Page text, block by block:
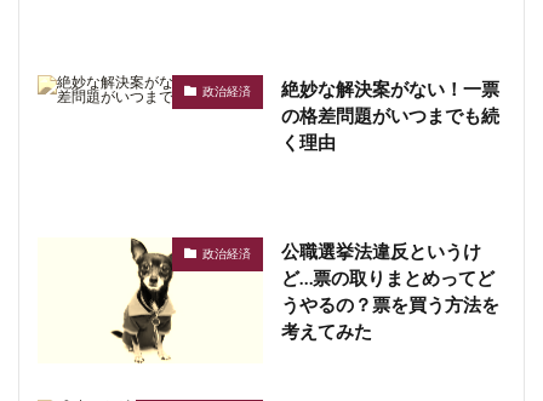
政治経済
絶妙な解決案がない！一票
の格差問題がいつまでも続
く理由
政治経済
公職選挙法違反というけ
ど…票の取りまとめってど
うやるの？票を買う方法を
考えてみた